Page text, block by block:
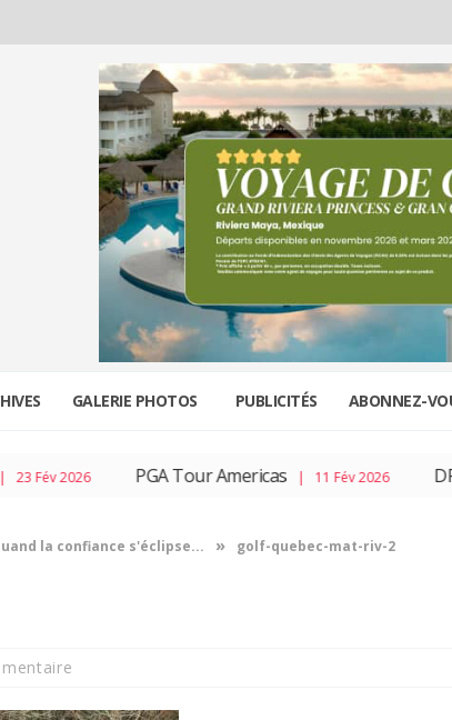
GALERIE PHOTOS PUBLICITÉS ABONNEZ-
2026 PGA Tour Americas| 11 Fév 2026 DP
la confiance s'éclipse... » golf-quebec-mat-riv-2